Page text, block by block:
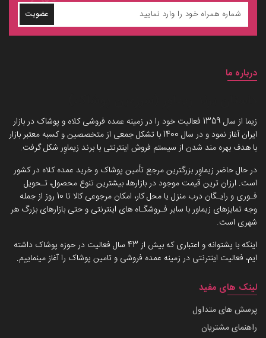
عضویت
درباره ما
زیما از سال 1359 فعالیت خود را در زمینه عمده فروشی کلاه و پوشاک در بازار
ایران آغاز نمود و در سال 1400 با تشکل جمعی از متخصصین و کسبه معتبر بازار
با هدف بهره مند شدن از سیستم فروش اینترنتی با برند زیماوِر شکل گرفت.
در حال حاضر زیماوِر بزرگترین مرجع تأمین پوشاک و خرید عمده کلاه در کشور
است. ارزان ترین قیمت موجود در بازارها، بیشترین تنوع محصول، تـحویل
فـوری و رایـگان درب منزل یا محل کار، امکان مرجوعی کالا تا 10 روز از جمله
وجه تمایزهای زیماور با سایر فـروشگـاه های اینترنتی و حتی بازارهای بزرگ هر
شهری است.
اینکه با پشتوانه و اعتباری که بیش از 43 سال فعالیت در حوزه پوشاک داشته
ایم، فعالیت اینترنتی در زمینه عمده فروشی و تامین پوشاک را آغاز مینماییم.
لینک های مفید
پرسش های متداول
راهنمای مشتریان